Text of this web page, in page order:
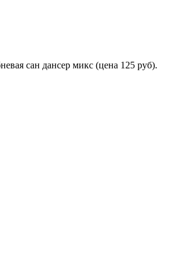
сан дансер микс (цена 125 руб).